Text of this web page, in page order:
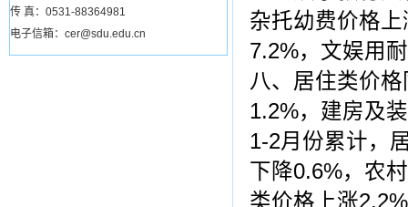
传 真：0531-88364981
电子信箱：cer@sdu.edu.cn
杂托幼费价格
7.2%，文娱用
八、居住类价
1.2%，建房及
1-2月份累计，
下降0.6%，农
类价格上涨